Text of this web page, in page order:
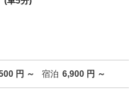
円 ～ 宿泊 6,900 円 ～